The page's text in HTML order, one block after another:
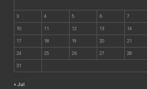
3 4 5 6 7
10 11 12 13 14
17 18 19 20 21
24 25 26 27 28
31
« Jul